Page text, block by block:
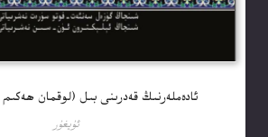
ئادەملەرنىڭ قەدرىنى بىل (لوقمان
ئۇيغۇر